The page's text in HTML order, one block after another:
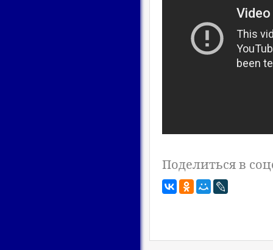
Поделиться в